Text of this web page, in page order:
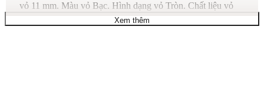
vỏ 11 mm. Màu vỏ Bạc. Hình dạng vỏ Tròn. Chất liệu vỏ
Thép không gỉ. Hoàn thiện vỏ Đánh bóng. Chiều rộng dây
Xem thêm